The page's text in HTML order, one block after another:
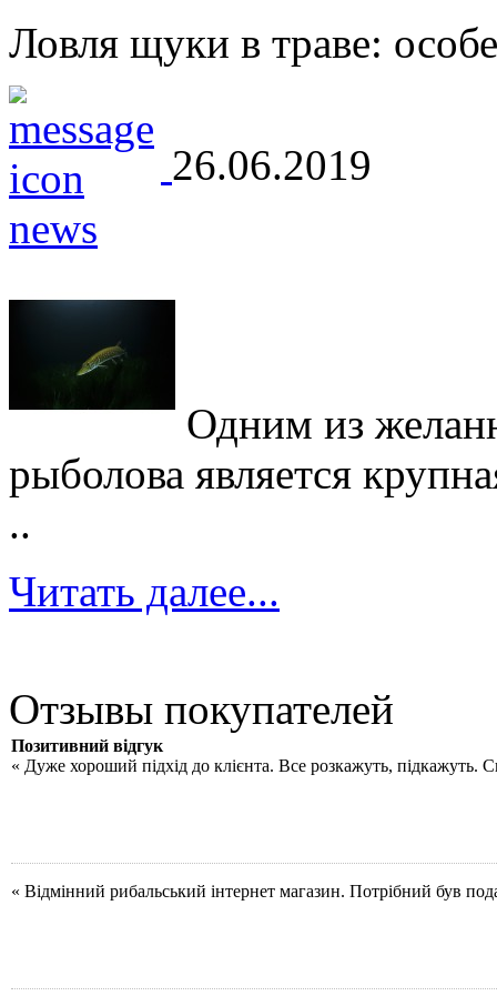
Ловля щуки в траве:
26.06.2019
Одним из
рыболова является
..
Читать далее...
Отзывы покупателей
Позитивний відгук
« Дуже хороший підхід до клієнта. Все розкажуть, підкажуть.
« Відмінний рибальський інтернет магазин. Потрібний був